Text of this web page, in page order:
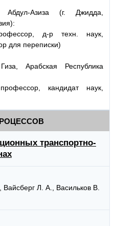
Азиза (г. Джидда,
д-р техн. наук,
для переписки)
Арабская Республика
кандидат наук,
транспортно-
Л. А., Васильков В.